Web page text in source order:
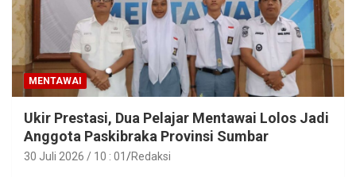
MENTAWAI
Ukir Prestasi, Dua Pelajar Mentawai Lolos Jadi
Anggota Paskibraka Provinsi Sumbar
30 Juli 2026 / 10 : 01 Redaksi